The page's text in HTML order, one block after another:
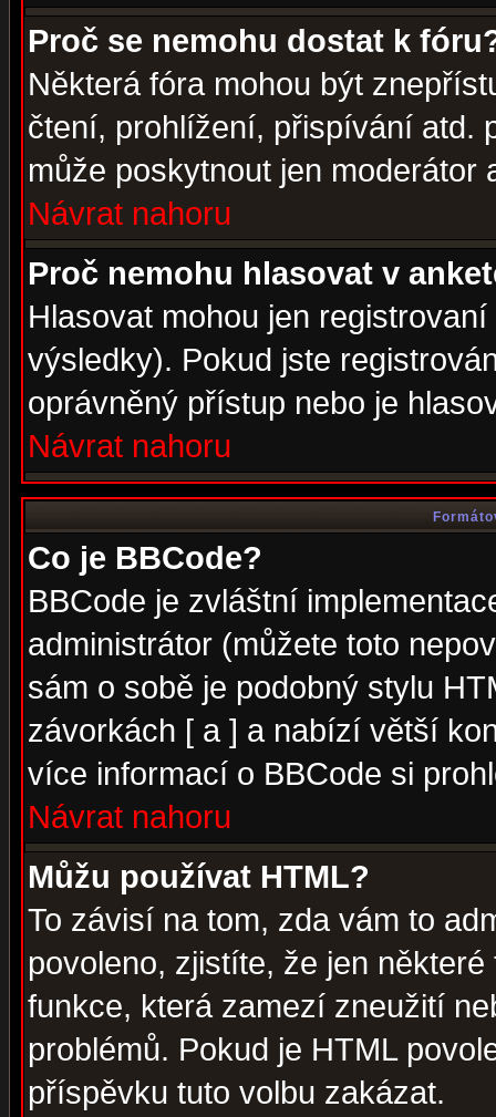
Proč se nemohu dostat k
Některá fóra mohou být
čtení, prohlížení, přispívání atd.
může poskytnout jen moderátor
Návrat nahoru
Proč nemohu hlasovat v
Hlasovat mohou jen
výsledky). Pokud jste
oprávněný přístup nebo je
Návrat nahoru
Co je BBCode?
BBCode je zvláštní
administrátor (můžete toto
sám o sobě je podobný stylu
závorkách [ a ] a nabízí větší
více informací o BBCode si
Návrat nahoru
Můžu používat HTML?
To závisí na tom, zda vám to
povoleno, zjistíte, že jen
funkce, která zamezí zneužití
problémů. Pokud je HTML
příspěvku tuto volbu zakázat.